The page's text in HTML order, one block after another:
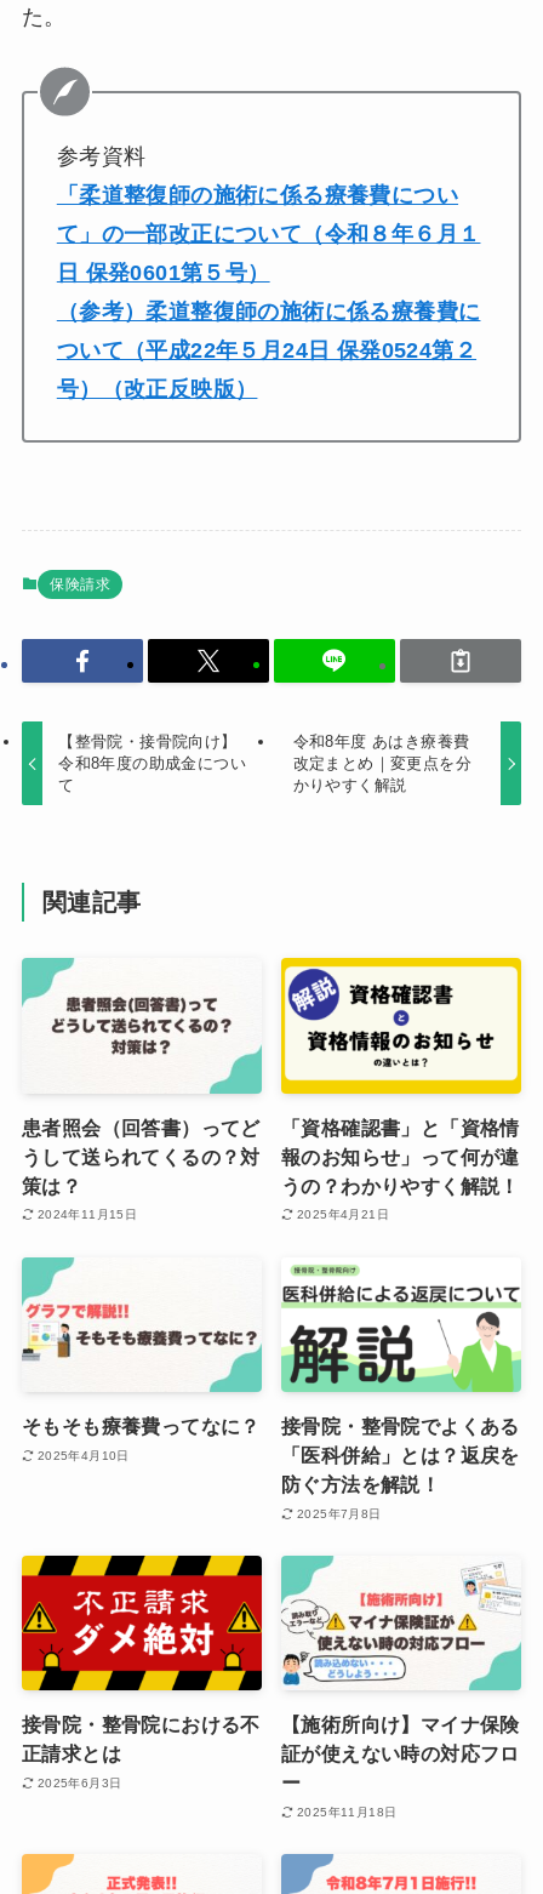
た。
参考資料
「柔道整復師の施術に係る療養費につい
て」の一部改正について（令和８年６月１
日 保発0601第５号）
（参考）柔道整復師の施術に係る療養費に
ついて（平成22年５月24日 保発0524第２
号）（改正反映版）
保険請求
【整骨院・接骨院向け】
令和8年度の助成金につい
て
令和8年度 あはき療養費
改定まとめ｜変更点を分
かりやすく解説
関連記事
患者照会（回答書）ってど
うして送られてくるの？対
策は？
2024年11月15日
「資格確認書」と「資格情
報のお知らせ」って何が違
うの？わかりやすく解説！
2025年4月21日
そもそも療養費ってなに？
2025年4月10日
接骨院・整骨院でよくある
「医科併給」とは？返戻を
防ぐ方法を解説！
2025年7月8日
接骨院・整骨院における不
正請求とは
2025年6月3日
【施術所向け】マイナ保険
証が使えない時の対応フロ
ー
2025年11月18日